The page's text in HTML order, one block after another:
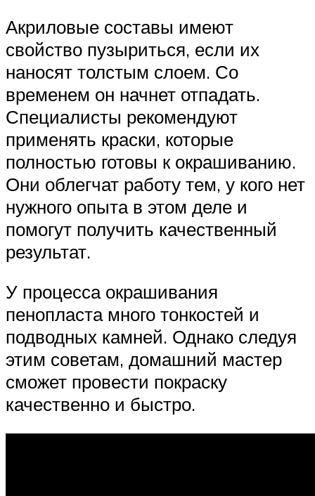
Акриловые составы имеют
свойство пузыриться, если их
наносят толстым слоем. Со
временем он начнет отпадать.
Специалисты рекомендуют
применять краски, которые
полностью готовы к окрашиванию.
Они облегчат работу тем, у кого нет
нужного опыта в этом деле и
помогут получить качественный
результат.
У процесса окрашивания
пенопласта много тонкостей и
подводных камней. Однако следуя
этим советам, домашний мастер
сможет провести покраску
качественно и быстро.